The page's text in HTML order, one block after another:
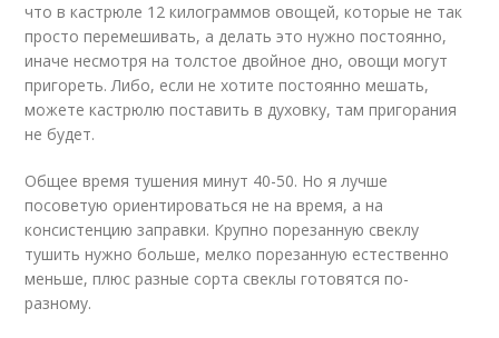
что в кастрюле 12 килограммов овощей, которые не так
просто перемешивать, а делать это нужно постоянно,
иначе несмотря на толстое двойное дно, овощи могут
пригореть. Либо, если не хотите постоянно мешать,
можете кастрюлю поставить в духовку, там пригорания
не будет.
Общее время тушения минут 40-50. Но я лучше
посоветую ориентироваться не на время, а на
консистенцию заправки. Крупно порезанную свеклу
тушить нужно больше, мелко порезанную естественно
меньше, плюс разные сорта свеклы готовятся по-
разному.